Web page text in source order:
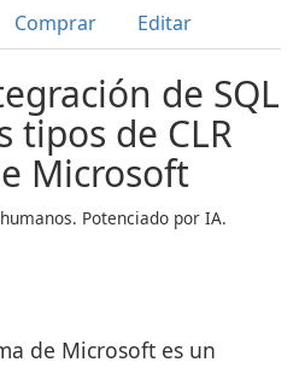
Comprar Editar
de SQL
tipos de CLR
Microsoft
Potenciado por IA.
de Microsoft es un